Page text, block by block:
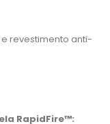
revestimento anti-
RapidFire™: